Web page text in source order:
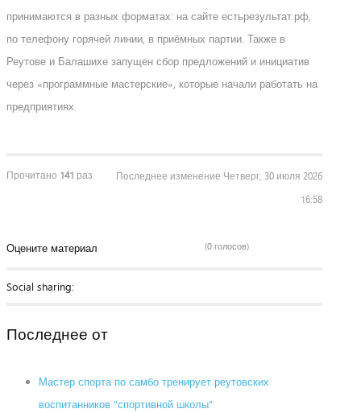
принимаются в разных форматах: на сайте естьрезультат.рф,
по телефону горячей линии, в приёмных партии. Также в
Реутове и Балашихе запущен сбор предложений и инициатив
через «программные мастерские», которые начали работать на
предприятиях.
Прочитано 141 раз
Последнее изменение Четверг, 30 июля 2026
16:58
Оцените материал (0 голосов)
Social sharing:
Последнее от
Мастер спорта по самбо тренирует реутовских
воспитанников "спортивной школы"